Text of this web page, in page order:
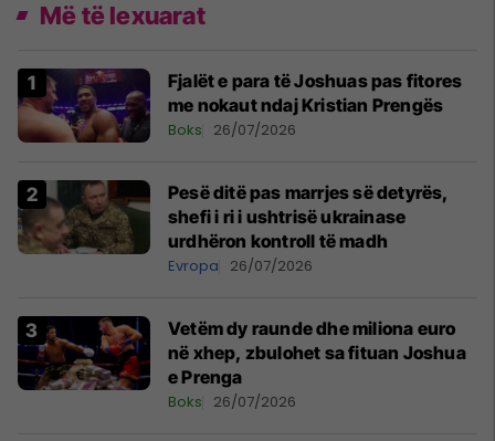
Më të lexuarat
Fjalët e para të Joshuas pas fitores
me nokaut ndaj Kristian Prengës
Boks 26/07/2026
Pesë ditë pas marrjes së detyrës,
shefi i ri i ushtrisë ukrainase
urdhëron kontroll të madh
Evropa 26/07/2026
Vetëm dy raunde dhe miliona euro
në xhep, zbulohet sa fituan Joshua
e Prenga
Boks 26/07/2026